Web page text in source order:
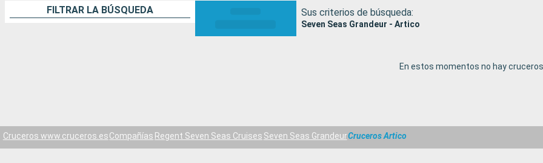
FILTRAR LA BÚSQUEDA Sus criterios de búsqueda:
Seven Seas Grandeur - Artico
En estos momentos no hay
Cruceros www.cruceros.esCompañías Regent Seven Seas Cruises Seven Seas GrandeurCruceros Artico